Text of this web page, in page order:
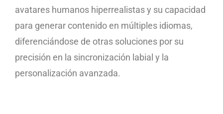
avatares humanos hiperrealistas y su capacidad
para generar contenido en múltiples idiomas,
diferenciándose de otras soluciones por su
precisión en la sincronización labial y la
personalización avanzada.